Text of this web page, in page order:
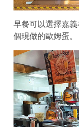
早餐可以選擇嘉
個現做的歐姆蛋。